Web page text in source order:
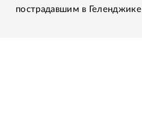
пострадавшим в Геленджике